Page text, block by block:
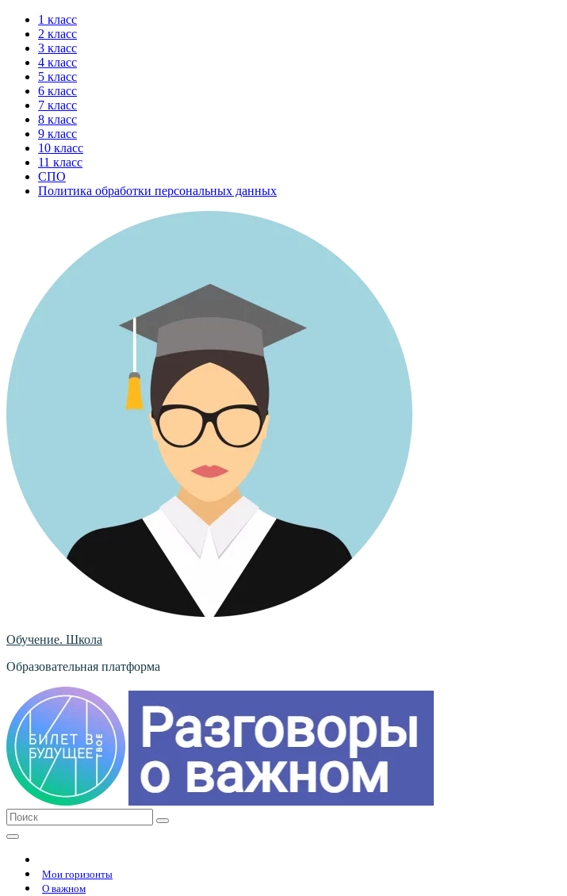
Перейти
содержимому
1 класс
2 класс
3 класс
4 класс
5 класс
6 класс
7 класс
8 класс
9 класс
10 класс
11 класс
СПО
Политика обработки персональных данных
Обучение. Школа
Образовательная платформа
Мои горизонты
О важном